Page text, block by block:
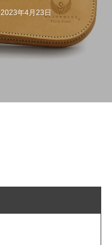
2023年4月23日